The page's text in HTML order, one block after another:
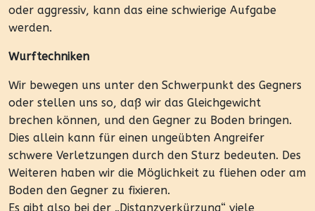
oder aggressiv, kann das eine schwierige Aufgabe
werden.
Wurftechniken
Wir bewegen uns unter den Schwerpunkt des Gegners
oder stellen uns so, daß wir das Gleichgewicht
brechen können, und den Gegner zu Boden bringen.
Dies allein kann für einen ungeübten Angreifer
schwere Verletzungen durch den Sturz bedeuten. Des
Weiteren haben wir die Möglichkeit zu fliehen oder am
Boden den Gegner zu fixieren.
Es gibt also bei der „Distanzverkürzung“ viele